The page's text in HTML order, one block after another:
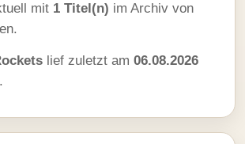
mit 1 Titel(n) im Archiv von
lief zuletzt am 06.08.2026
.